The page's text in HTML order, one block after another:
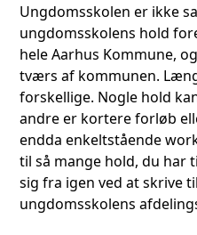
Ungdomsskolen er ikke
ungdomsskolens hold
hele Aarhus Kommune,
tværs af kommunen.
forskellige. Nogle hold
andre er kortere forløb
endda enkeltstående
til så mange hold, du har
sig fra igen ved at skrive
ungdomsskolens